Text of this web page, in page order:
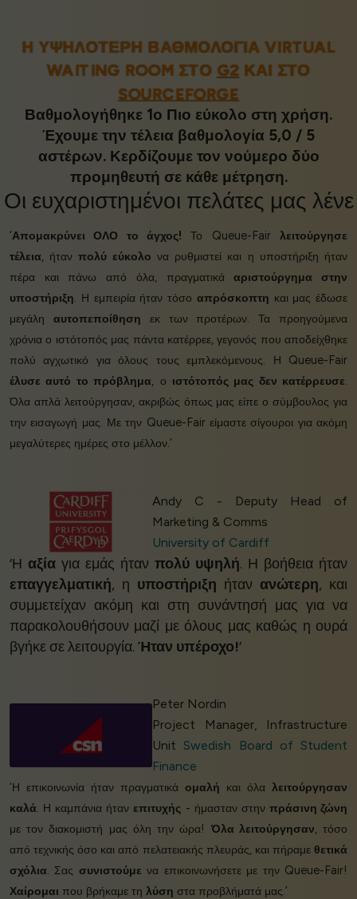
Η ΥΨΗΛΌΤΕΡΗ ΒΑΘΜΟΛΟΓΊΑ VIRTUAL
WAITING ROOM ΣΤΟ G2ΚΑΙ ΣΤΟ
SOURCEFORGE
Βαθμολογήθηκε 1ο Πιο εύκολο στη χρήση.
Έχουμε την τέλεια βαθμολογία 5,0 / 5
αστέρων. Κερδίζουμε τον νούμερο δύο
προμηθευτή σε κάθε μέτρηση.
Οι ευχαριστημένοι πελάτες μας λένε
‘Απομακρύνει ΟΛΟ το άγχος! Το Queue-Fair λειτούργησε
τέλεια, ήτανπολύ εύκολο να ρυθμιστεί και η υποστήριξη ήταν
πέρα και πάνω από όλα, πραγματικάαριστούργημα στην
υποστήριξη. Η εμπειρία ήταν τόσο απρόσκοπτη και μας έδωσε
μεγάλη αυτοπεποίθηση εκ των προτέρων. Τα προηγούμενα
χρόνια ο ιστότοπός μας πάντα κατέρρεε, γεγονός που αποδείχθηκε
πολύ αγχωτικό για όλους τους εμπλεκόμενους. Η Queue-Fair
έλυσε αυτό το πρόβλημα, ο ιστότοπός μας δεν κατέρρευσε.
Όλα απλά λειτούργησαν, ακριβώς όπως μας είπε ο σύμβουλος για
την εισαγωγή μας. Με την Queue-Fair είμαστε σίγουροι για ακόμη
μεγαλύτερες ημέρες στο μέλλον.’
Andy C - Deputy Head of
Marketing & Comms
University of Cardiff
‘Η αξία για εμάς ήταν πολύ υψηλή. Η βοήθεια ήταν
επαγγελματική, η υποστήριξη ήταν ανώτερη, και
συμμετείχαν ακόμη και στη συνάντησή μας για να
παρακολουθήσουν μαζί με όλους μας καθώς η ουρά
βγήκε σε λειτουργία. Ήταν υπέροχο!’
Peter Nordin
Project Manager, Infrastructure
Unit Swedish Board of Student
Finance
‘Η επικοινωνία ήταν πραγματικά ομαλή και όλα λειτούργησαν
καλά. Η καμπάνια ήτανεπιτυχής - ήμασταν στην πράσινη ζώνη
με τον διακομιστή μας όλη την ώρα! Όλα λειτούργησαν, τόσο
από τεχνικής όσο και από πελατειακής πλευράς, και πήραμε θετικά
σχόλια. Σας συνιστούμε να επικοινωνήσετε με την Queue-Fair!
Χαίρομαι που βρήκαμε τη λύση στα προβλήματά μας.’